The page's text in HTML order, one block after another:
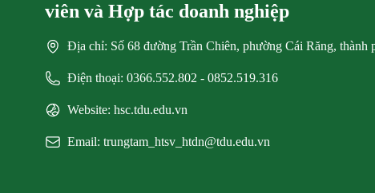
viên và Hợp tác doanh nghiệp
Địa chỉ: Số 68 đường Trần Chiên, phường Cái Răng, thành
Điện thoại: 0366.552.802 - 0852.519.316
Website: hsc.tdu.edu.vn
Email: trungtam_htsv_htdn@tdu.edu.vn